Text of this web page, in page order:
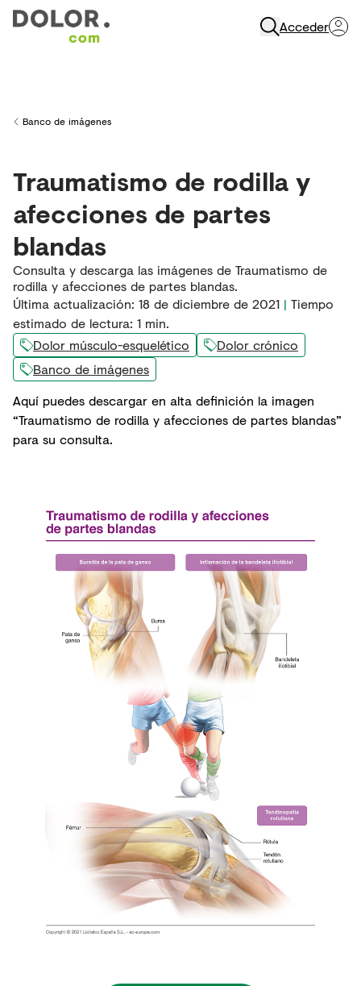
Acceder
Back to
Banco de imágenes
Traumatismo de rodilla y
afecciones de partes
blandas
Consulta y descarga las imágenes de Traumatismo de
rodilla y afecciones de partes blandas.
Última actualización: 18 de diciembre de 2021 | Tiempo
estimado de lectura: 1 min.
Dolor músculo-esquelético
Dolor crónico
Banco de imágenes
Aquí puedes descargar en alta definición la imagen
“Traumatismo de rodilla y afecciones de partes blandas”
para su consulta.